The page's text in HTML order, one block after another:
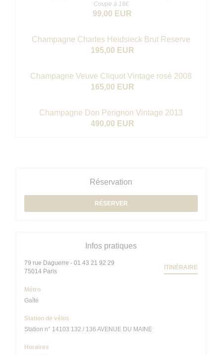
Coupe à 18€
99,00 EUR
Champagne Charles Heidsieck Brut Reserve
195,00 EUR
Champagne Veuve Cliquot Vintage rosé 2008
165,00 EUR
Champagne Don Perignon Vintage 2013
490,00 EUR
Réservation
RÉSERVER
Infos pratiques
79 rue Daguerre - 01 43 21 92 29
75014 Paris((ouvre une nouvelle fenêtre))
ITINÉRAIRE
Métro
Gaîté
Station de vélos
Station n° 14103 132 / 136 AVENUE DU MAINE
Horaires